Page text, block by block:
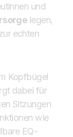
und
legen,
echten
Kopfbügel
dabei für
Sitzungen
wie
EQ-